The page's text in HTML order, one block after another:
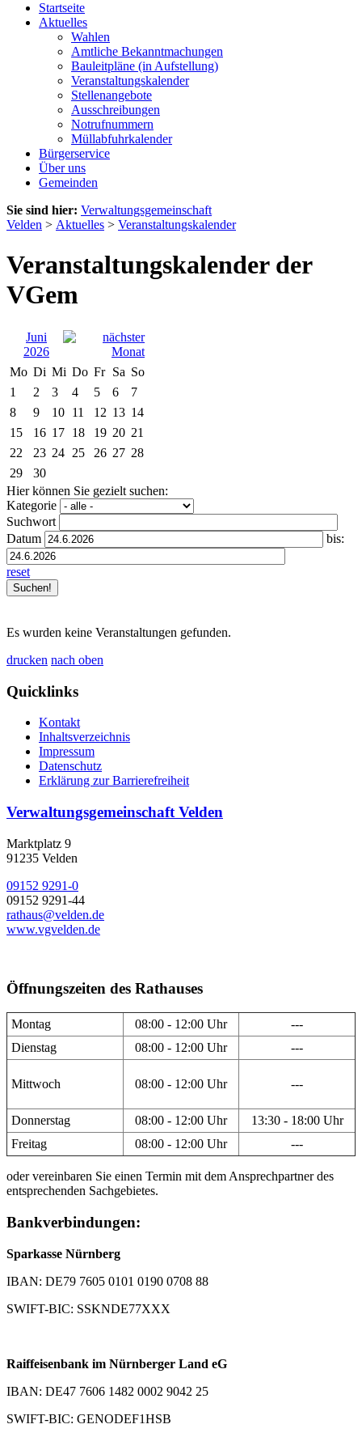
Startseite
Aktuelles
Wahlen
Amtliche Bekanntmachungen
Bauleitpläne (in Aufstellung)
Veranstaltungskalender
Stellenangebote
Ausschreibungen
Notrufnummern
Müllabfuhrkalender
Bürgerservice
Über uns
Gemeinden
Sie sind hier: Verwaltungsgemeinschaft
Velden > Aktuelles > Veranstaltungskalender
Veranstaltungskalender der
VGem
Juni
2026
Mo Di Mi Do Fr Sa So
1
2 3 4 5 6
7
8
9 10 11 12 13 14
15
16 17 18 19 20 21
22
23 24 25 26 27 28
29
30
Hier können Sie gezielt suchen:
Kategorie
Suchwort
Datum
bis:
reset
Es wurden keine Veranstaltungen gefunden.
drucken nach oben
Quicklinks
Kontakt
Inhaltsverzeichnis
Impressum
Datenschutz
Erklärung zur Barrierefreiheit
Verwaltungsgemeinschaft Velden
Marktplatz 9
91235 Velden
09152 9291-0
09152 9291-44
rathaus@velden.de
www.vgvelden.de
Öffnungszeiten des Rathauses
Montag 08:00 - 12:00 Uhr
---
Dienstag
08:00 - 12:00 Uhr ---
Mittwoch 08:00 - 12:00 Uhr ---
Donnerstag 08:00 - 12:00 Uhr
13:30 - 18:00 Uhr
Freitag
08:00 - 12:00 Uhr ---
oder vereinbaren Sie einen Termin mit dem Ansprechpartner des
entsprechenden Sachgebietes.
Bankverbindungen:
Sparkasse Nürnberg
IBAN: DE79 7605 0101 0190 0708 88
SWIFT-BIC: SSKNDE77XXX
Raiffeisenbank im Nürnberger Land eG
IBAN: DE47 7606 1482 0002 9042 25
SWIFT-BIC: GENODEF1HSB